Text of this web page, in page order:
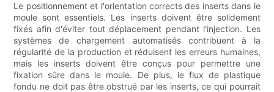
Le positionnement et l'orientation corrects des inserts dans le
moule sont essentiels. Les inserts doivent être solidement
fixés afin d'éviter tout déplacement pendant l'injection. Les
systèmes de chargement automatisés contribuent à la
régularité de la production et réduisent les erreurs humaines,
mais les inserts doivent être conçus pour permettre une
fixation sûre dans le moule. De plus, le flux de plastique
fondu ne doit pas être obstrué par les inserts, ce qui pourrait